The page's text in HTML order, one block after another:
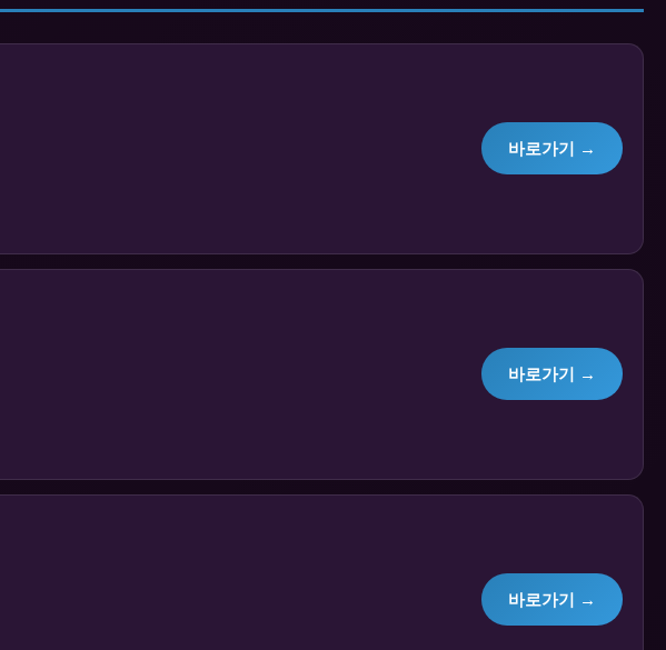
바로가기 →
바로가기 →
바로가기 →